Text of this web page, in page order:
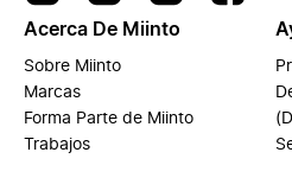
Acerca De Miinto
Sobre Miinto
Marcas
Forma Parte de Miinto
Trabajos